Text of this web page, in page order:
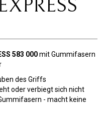
583 000mit Gummifasern
des Griffs
oder verbiegt sich nicht
- macht keine